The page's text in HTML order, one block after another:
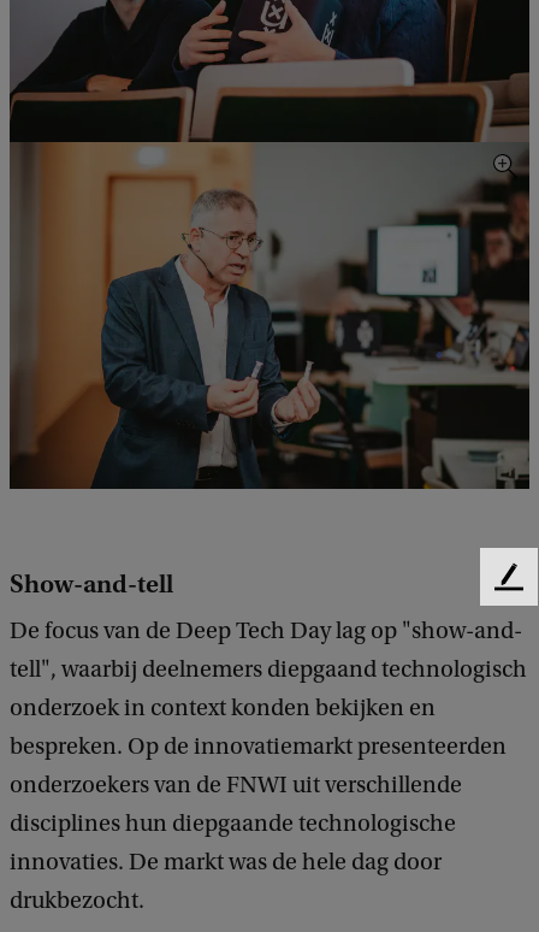
Show-and-tell
De focus van de Deep Tech Day lag op "show-and-
tell", waarbij deelnemers diepgaand technologisch
onderzoek in context konden bekijken en
bespreken. Op de innovatiemarkt presenteerden
onderzoekers van de FNWI uit verschillende
disciplines hun diepgaande technologische
innovaties. De markt was de hele dag door
drukbezocht.
F
e
d